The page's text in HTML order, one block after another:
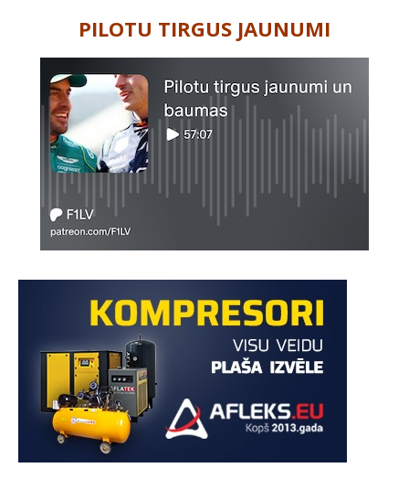
PILOTU TIRGUS JAUNUMI